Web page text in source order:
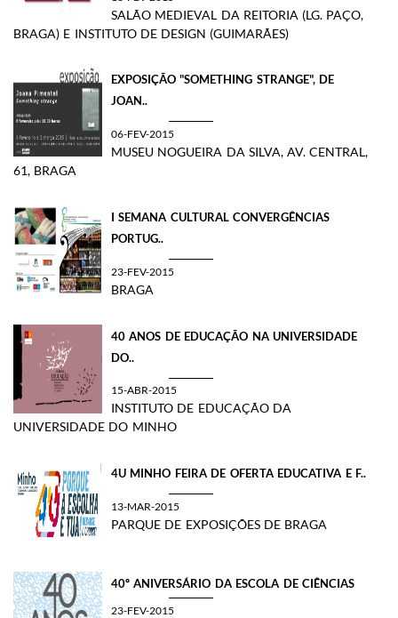
SALÃO MEDIEVAL DA REITORIA (LG. PAÇO,
BRAGA) E INSTITUTO DE DESIGN (GUIMARÃES)
EXPOSIÇÃO "SOMETHING STRANGE", DE
JOAN..
06-FEV-2015
MUSEU NOGUEIRA DA SILVA, AV. CENTRAL,
61, BRAGA
I SEMANA CULTURAL CONVERGÊNCIAS
PORTUG..
23-FEV-2015
BRAGA
40 ANOS DE EDUCAÇÃO NA UNIVERSIDADE
DO..
15-ABR-2015
INSTITUTO DE EDUCAÇÃO DA
UNIVERSIDADE DO MINHO
4U MINHO FEIRA DE OFERTA EDUCATIVA E F..
13-MAR-2015
PARQUE DE EXPOSIÇÕES DE BRAGA
40º ANIVERSÁRIO DA ESCOLA DE CIÊNCIAS
23-FEV-2015